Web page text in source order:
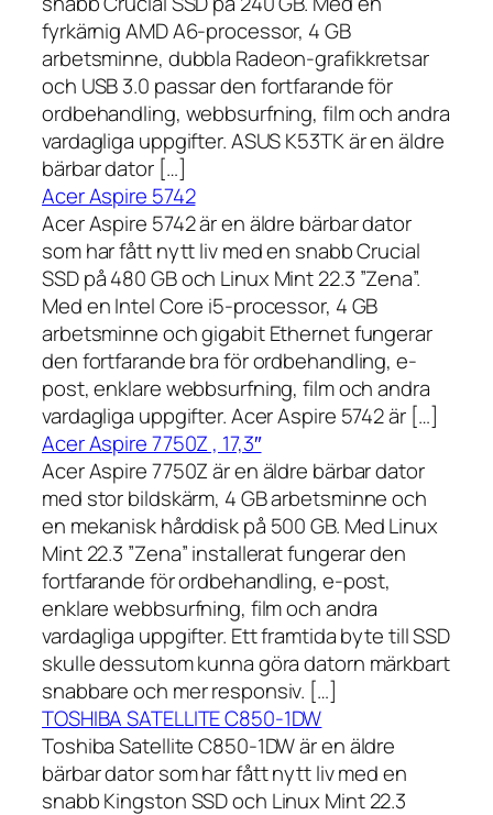
fyrkärnig AMD A6-processor, 4 GB
arbetsminne, dubbla Radeon-grafikkretsar
och USB 3.0 passar den fortfarande för
ordbehandling, webbsurfning, film och andra
vardagliga uppgifter. ASUS K53TK är en äldre
bärbar dator […]
Acer Aspire 5742
Acer Aspire 5742 är en äldre bärbar dator
som har fått nytt liv med en snabb Crucial
SSD på 480 GB och Linux Mint 22.3 ”Zena”.
Med en Intel Core i5-processor, 4 GB
arbetsminne och gigabit Ethernet fungerar
den fortfarande bra för ordbehandling, e-
post, enklare webbsurfning, film och andra
vardagliga uppgifter. Acer Aspire 5742 är […]
Acer Aspire 7750Z , 17,3″
Acer Aspire 7750Z är en äldre bärbar dator
med stor bildskärm, 4 GB arbetsminne och
en mekanisk hårddisk på 500 GB. Med Linux
Mint 22.3 ”Zena” installerat fungerar den
fortfarande för ordbehandling, e-post,
enklare webbsurfning, film och andra
vardagliga uppgifter. Ett framtida byte till SSD
skulle dessutom kunna göra datorn märkbart
snabbare och mer responsiv. […]
TOSHIBA SATELLITE C850-1DW
Toshiba Satellite C850-1DW är en äldre
bärbar dator som har fått nytt liv med en
snabb Kingston SSD och Linux Mint 22.3